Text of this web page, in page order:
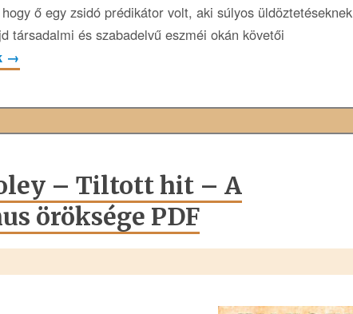
ő egy zsidó prédikátor volt, aki súlyos üldöztetéseknek
társadalmi és szabadelvű eszméi okán követői
→
– Tiltott hit – A
öröksége PDF